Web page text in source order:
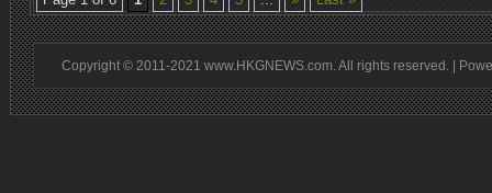
Copyright © 2011-2021 www.HKGNEWS.com. All rights reserved. |